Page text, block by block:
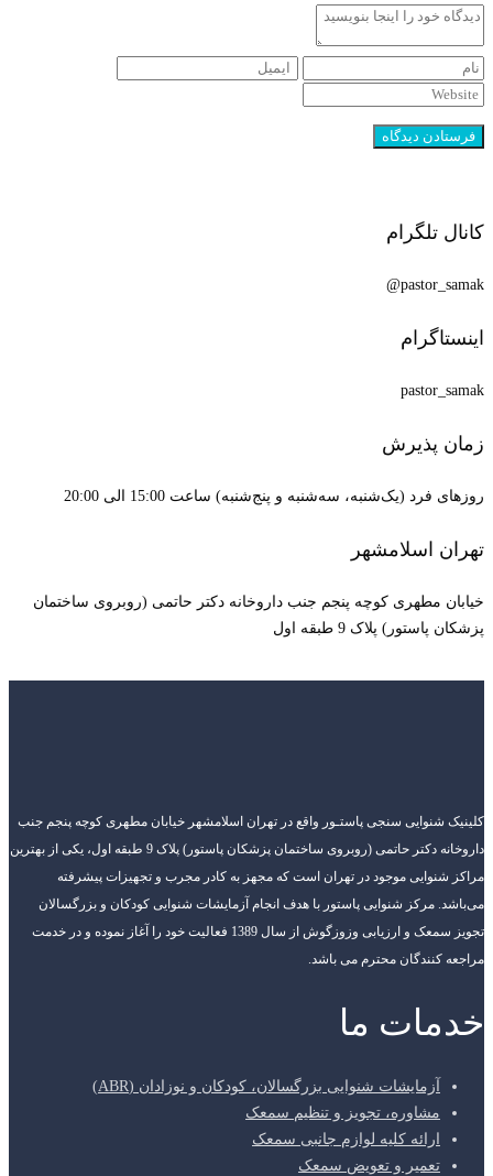
کانال تلگرام
pastor_samak@
اینستاگرام
pastor_samak
زمان پذیرش
روزهای فرد (یک‌شنبه، سه‌شنبه و پنج‌شنبه) ساعت 15:00 الی 20:00
تهران اسلامشهر
خیابان مطهری کوچه پنجم جنب داروخانه دکتر حاتمی (روبروی ساختمان
پزشکان پاستور) پلاک 9 طبقه اول
کلینیک شنوایی سنجی پاستـور واقع در تهران اسلامشهر خیابان مطهری کوچه پنجم جنب
داروخانه دکتر حاتمی (روبروی ساختمان پزشکان پاستور) پلاک 9 طبقه اول، یکی از بهترین
مراکز شنوایی موجود در تهران است که مجهز به کادر مجرب و تجهیزات پیشرفته
می‌باشد. مرکز شنوایی پاستور با هدف انجام آزمایشات شنوایی کودکان و بزرگسالان
تجویز سمعک و ارزیابی وزوزگوش از سال 1389 فعالیت خود را آغاز نموده و در خدمت
مراجعه کنندگان محترم می باشد.
خدمات ما
آزمایشات شنوایی بزرگسالان، کودکان و نوزادان (ABR)
مشاوره، تجویز و تنظیم سمعک
ارائه کلیه لوازم جانبی سمعک
تعمیر و تعویض سمعک